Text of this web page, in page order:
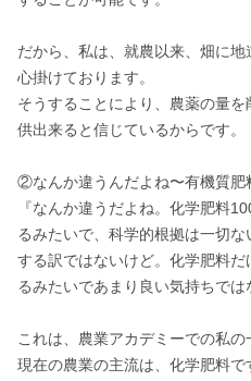
だから、私は、就農以来、畑に
心掛けております。
そうすることにより、農薬の量
供出来ると信じているからです。
②なんか違うんだよね〜有機質肥
『なんか違うだよね。化学肥料
るみたいで、科学的根拠は一切
する訳ではないけど。化学肥料
るみたいであまり良い気持ちでは
これは、農業アカデミーでの私の
現在の農業の主流は、化学肥料で